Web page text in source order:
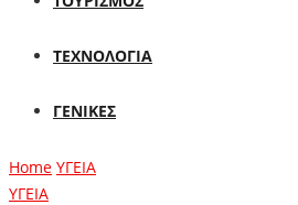
ΤΕΧΝΟΛΟΓΙΑ
ΓΕΝΙΚΕΣ
Home ΥΓΕΙΑ
ΥΓΕΙΑ